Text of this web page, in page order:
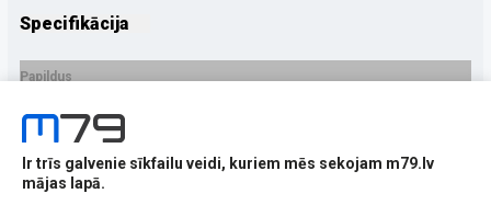
Specifikācija
Papildus
Ražotājs
PRECES APRAKSTS
EAN - 5903108574532
Ir trīs galvenie sīkfailu veidi, kuriem mēs sekojam m79.lv
mājas lapā.